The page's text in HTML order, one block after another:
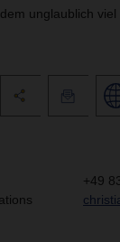
unglaublich viel
+49